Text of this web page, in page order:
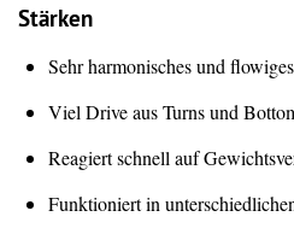
Stärken
Sehr harmonisches und
Viel Drive aus Turns und
Reagiert schnell auf
Funktioniert in